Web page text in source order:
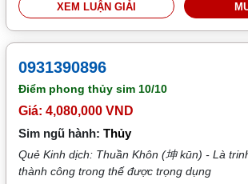
XEM LUẬN GIẢI
0931390896
Điểm phong thủy sim10/10
Giá: 4,080,000 VND
Sim ngũ hành:Thủy
Quẻ Kinh dịch: Thuần Khôn (坤 kūn) - Là
thành công trong thế được trọng dụng